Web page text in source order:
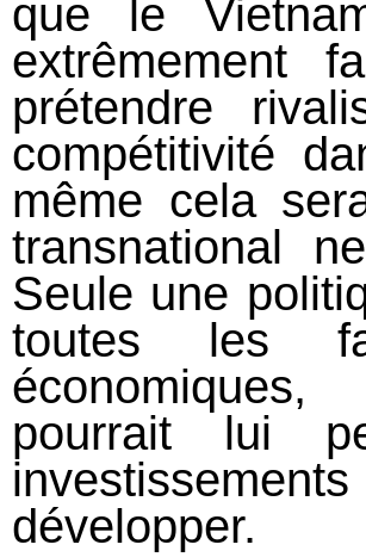
que le
extrêmement
prétendre
compétitivité
même cela
transnational
Seule une
toutes les
pourrait lui
développer.